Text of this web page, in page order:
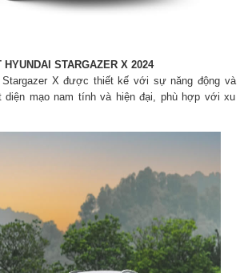
STARGAZER X 2024
Stargazer X được thiết kế với sự năng động và
diện mạo nam tính và hiện đại, phù hợp với xu